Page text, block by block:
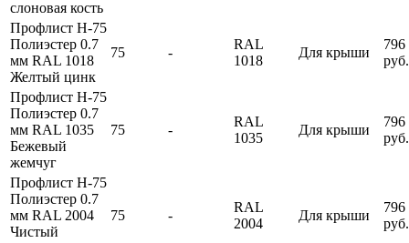
слоновая кость
Профлист Н-75
Полиэстер 0.7
мм RAL 1018
Желтый цинк
75 -
RAL
1018
Для крыши
796
руб.
Профлист Н-75
Полиэстер 0.7
мм RAL 1035
Бежевый
жемчуг
75 -
RAL
1035
Для крыши
796
руб.
Профлист Н-75
Полиэстер 0.7
мм RAL 2004
Чистый
75 -
RAL
2004
Для крыши
796
руб.